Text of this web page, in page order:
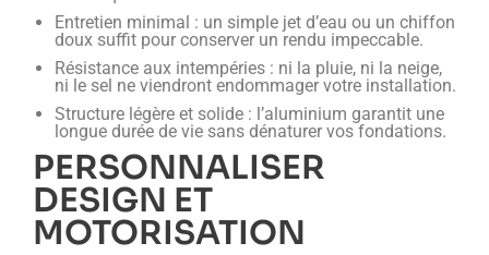
Entretien minimal : un simple jet d’eau ou un chiffon
doux suffit pour conserver un rendu impeccable.
Résistance aux intempéries : ni la pluie, ni la neige,
ni le sel ne viendront endommager votre installation.
Structure légère et solide : l’aluminium garantit une
longue durée de vie sans dénaturer vos fondations.
PERSONNALISER
DESIGN ET
MOTORISATION